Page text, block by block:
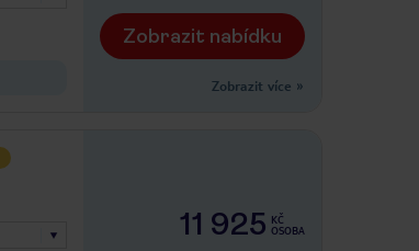
Zobrazit nabídku
Zobrazit více »
11 925 KČ
OSOBA